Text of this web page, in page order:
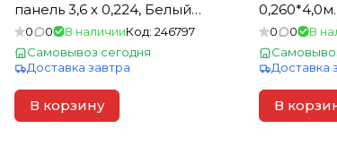
панель 3,6 х 0,224, Белый
(22)
0 0 В наличииКод: 246797
Самовывоз сегодня
Доставка завтра
В корзину
0 0 В
Доставка
В